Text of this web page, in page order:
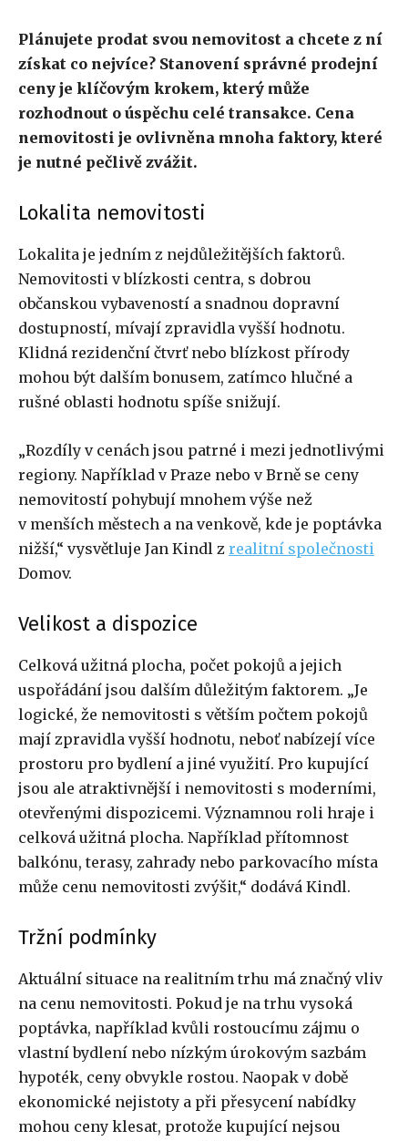
Plánujete prodat svou nemovitost a chcete z ní
získat co nejvíce? Stanovení správné prodejní
ceny je klíčovým krokem, který může
rozhodnout o úspěchu celé transakce. Cena
nemovitosti je ovlivněna mnoha faktory, které
je nutné pečlivě zvážit.
Lokalita nemovitosti
Lokalita je jedním z nejdůležitějších faktorů.
Nemovitosti v blízkosti centra, s dobrou
občanskou vybaveností a snadnou dopravní
dostupností, mívají zpravidla vyšší hodnotu.
Klidná rezidenční čtvrť nebo blízkost přírody
mohou být dalším bonusem, zatímco hlučné a
rušné oblasti hodnotu spíše snižují.
„Rozdíly v cenách jsou patrné i mezi jednotlivými
regiony. Například v Praze nebo v Brně se ceny
nemovitostí pohybují mnohem výše než
v menších městech a na venkově, kde je poptávka
nižší,“ vysvětluje Jan Kindl z realitní společnosti
Domov.
Velikost a dispozice
Celková užitná plocha, počet pokojů a jejich
uspořádání jsou dalším důležitým faktorem. „Je
logické, že nemovitosti s větším počtem pokojů
mají zpravidla vyšší hodnotu, neboť nabízejí více
prostoru pro bydlení a jiné využití. Pro kupující
jsou ale atraktivnější i nemovitosti s moderními,
otevřenými dispozicemi. Významnou roli hraje i
celková užitná plocha. Například přítomnost
balkónu, terasy, zahrady nebo parkovacího místa
může cenu nemovitosti zvýšit,“ dodává Kindl.
Tržní podmínky
Aktuální situace na realitním trhu má značný vliv
na cenu nemovitosti. Pokud je na trhu vysoká
poptávka, například kvůli rostoucímu zájmu o
vlastní bydlení nebo nízkým úrokovým sazbám
hypoték, ceny obvykle rostou. Naopak v době
ekonomické nejistoty a při přesycení nabídky
mohou ceny klesat, protože kupující nejsou